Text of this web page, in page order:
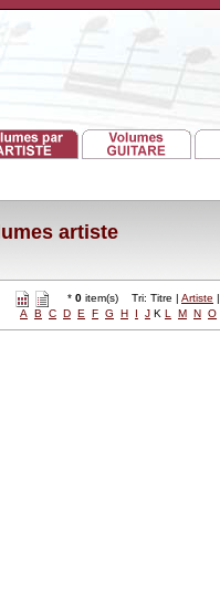
artiste
* 0 item(s) Tri: Titre | Artiste |
A
B C D E F G H I J K L M N O